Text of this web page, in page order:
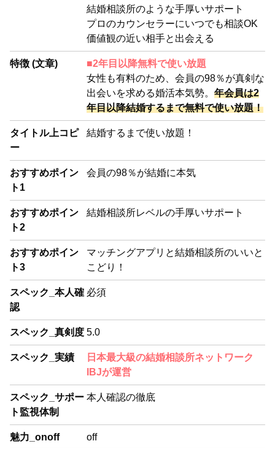
結婚相談所のような手厚いサポート
プロのカウンセラーにいつでも相談OK
価値観の近い相手と出会える
特徴 (文章)
■2年目以降無料で使い放題
女性も有料のため、会員の98％が真剣な
出会いを求める婚活本気勢。 年会員は2
年目以降結婚するまで無料で使い放題！
タイトル上コピ
ー
結婚するまで使い放題！
おすすめポイン
ト1
会員の98％が結婚に本気
おすすめポイン
ト2
結婚相談所レベルの手厚いサポート
おすすめポイン
ト3
マッチングアプリと結婚相談所のいいと
こどり！
スペック_本人確
認
必須
スペック_真剣度 5.0
スペック_実績
日本最大級の結婚相談所ネットワーク
IBJが運営
スペック_サポー
ト監視体制
本人確認の徹底
魅力_onoff off